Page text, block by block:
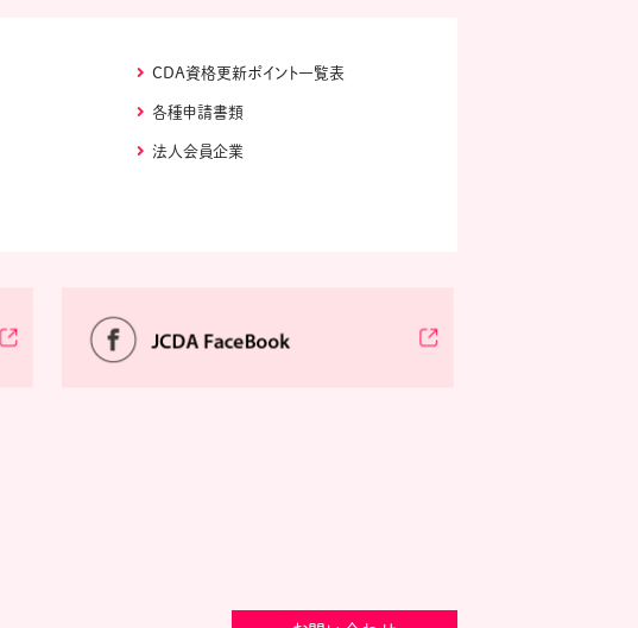
CDA資格更新ポイント一覧表
各種申請書類
法人会員企業